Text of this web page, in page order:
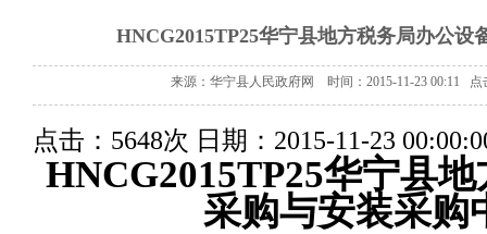
HNCG2015TP25华宁县地方税务局办公设
来源：华宁县人民政府网 时间：2015-11-23 00:11 点
点击：5648次 日期：2015-11-23
HNCG2015TP25华宁县
采购与安装采购